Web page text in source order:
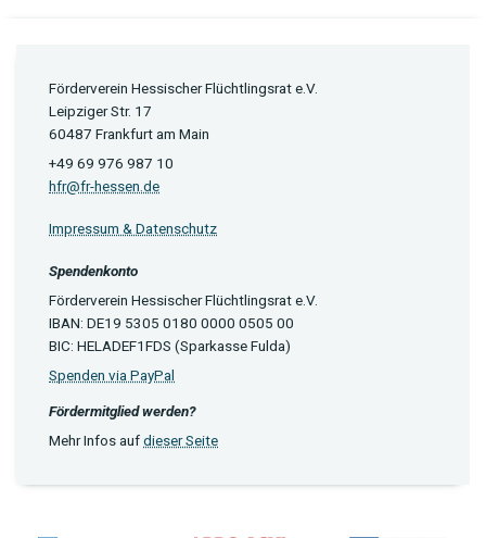
Förderverein Hessischer Flüchtlingsrat e.V.
Leipziger Str. 17
60487 Frankfurt am Main
+49 69 976 987 10
hfr@fr-hessen.de
Impressum & Datenschutz
Spendenkonto
Förderverein Hessischer Flüchtlingsrat e.V.
IBAN: DE19 5305 0180 0000 0505 00
BIC: HELADEF1FDS (Sparkasse Fulda)
Spenden via PayPal
Fördermitglied werden?
Mehr Infos aufdieser Seite